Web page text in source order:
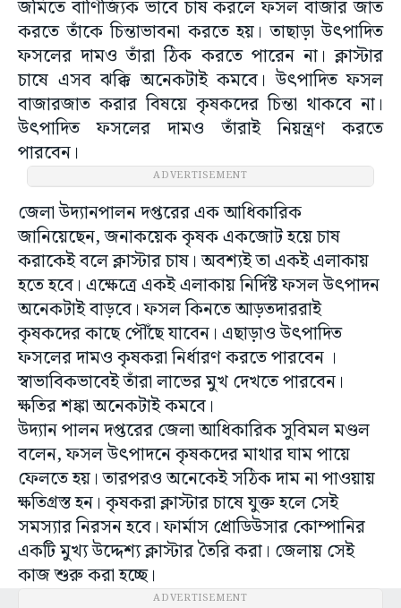
জমিতে বাণিজ্যিক ভাবে চাষ করলে ফসল বাজার জাত
করতে তাঁকে চিন্তাভাবনা করতে হয়। তাছাড়া উৎপাদিত
ফসলের দামও তাঁরা ঠিক করতে পারেন না। ক্লাস্টার
চাষে এসব ঝক্কি অনেকটাই কমবে। উৎপাদিত ফসল
বাজারজাত করার বিষয়ে কৃষকদের চিন্তা থাকবে না।
উৎপাদিত ফসলের দামও তাঁরাই নিয়ন্ত্রণ করতে
পারবেন।
ADVERTISEMENT
জেলা উদ্যানপালন দপ্তরের এক আধিকারিক
জানিয়েছেন, জনাকয়েক কৃষক একজোট হয়ে চাষ
করাকেই বলে ক্লাস্টার চাষ। অবশ্যই তা একই এলাকায়
হতে হবে। এক্ষেত্রে একই এলাকায় নির্দিষ্ট ফসল উৎপাদন
অনেকটাই বাড়বে। ফসল কিনতে আড়তদাররাই
কৃষকদের কাছে পৌঁছে যাবেন। এছাড়াও উৎপাদিত
ফসলের দামও কৃষকরা নির্ধারণ করতে পারবেন ।
স্বাভাবিকভাবেই তাঁরা লাভের মুখ দেখতে পারবেন।
ক্ষতির শঙ্কা অনেকটাই কমবে।
উদ্যান পালন দপ্তরের জেলা আধিকারিক সুবিমল মণ্ডল
বলেন, ফসল উৎপাদনে কৃষকদের মাথার ঘাম পায়ে
ফেলতে হয়। তারপরও অনেকেই সঠিক দাম না পাওয়ায়
ক্ষতিগ্রস্ত হন। কৃষকরা ক্লাস্টার চাষে যুক্ত হলে সেই
সমস্যার নিরসন হবে। ফার্মাস প্রোডিউসার কোম্পানির
একটি মুখ্য উদ্দেশ্য ক্লাস্টার তৈরি করা। জেলায় সেই
কাজ শুরু করা হচ্ছে।
ADVERTISEMENT